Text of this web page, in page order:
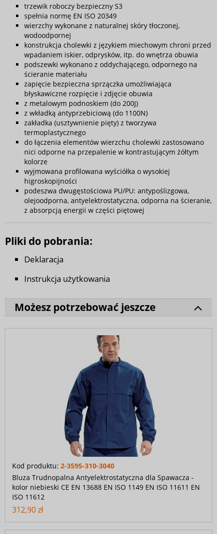
trzewik roboczy bezpieczny S3
spełnia normę EN ISO 20349
wierzchy wykonane z naturalnej skóry tłoczonej,
wodoodpornej
konstrukcja cholewki z językiem miechowym chroni przed
wpadaniem iskier, odprysków, itp. do wnętrza obuwia
podszewki wykonano z oddychającego, odpornego na
ścieranie materiału
zapięcie bezpieczna sprzączka umożliwiająca
błyskawiczne rozpięcie i zdjęcie obuwia
z metalowym podnoskiem (do 200J)
z wkładką antyprzebiciową (do 1100N)
zakładka (usztywnienie pięty) z tworzywa
termoplastycznego
do łączenia elementów wierzchu cholewki zastosowano
nici odporne na przepalenie w kontrastującym żółtym
kolorze
wyjmowana profilowana wyściółka o wysokiej
higroskopijności
podeszwa dwugęstościowa PU/PU: antypoślizgowa,
olejoodporna, antyelektrostatyczna, odporna na ścieranie,
z absorpcją energii w części piętowej
Pliki do pobrania:
Deklaracja
Instrukcja użytkowania
Możesz potrzebować jeszcze
Kod produktu: 2-3595-310-3040
Bluza Trudnopalna Antyelektrostatyczna dla Spawacza -
kolor niebieski CE EN 13688 EN ISO 1149 EN ISO 11611 EN
ISO 11612
312,90 zł